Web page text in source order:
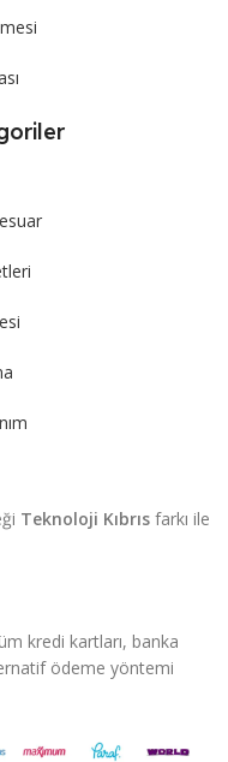
Teknoloji Kıbrıs farkı ile
kredi kartları, banka
ödeme yöntemi